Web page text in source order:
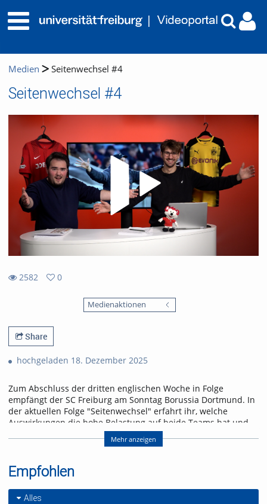
Medien Seitenwechsel #4
Seitenwechsel #4
2582
0
Medienaktionen
Share
hochgeladen 18. Dezember 2025
Zum Abschluss der dritten englischen Woche in Folge
empfängt der SC Freiburg am Sonntag Borussia Dortmund. In
der aktuellen Folge "Seitenwechsel" erfahrt ihr, welche
Auswirkungen die hohe Belastung auf beide Teams hat und
warum ein Freiburger Sieg fast schon ein kleines
Weihnachtswunder wäre.
Referent/in:
Andreas Nagel
Mehr anzeigen
Empfohlen
Alles